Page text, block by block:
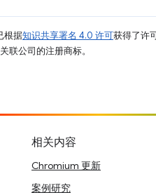
根据知识共享署名 4.0 许可获得了许
联公司的注册商标。
相关内容
Chromium 更新
案例研究